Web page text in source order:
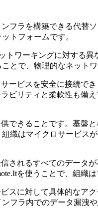
ラを構築できる代替
トフォームです。
ワーキングに対する
で、物理的なネット
ービスを安全に接続で
ビリティと柔軟性も備
できることです。基盤
織はマイクロサービス
されるすべてのデー
を使うことで、組織
スに対して具体的なア
フラ内でのデータ漏洩